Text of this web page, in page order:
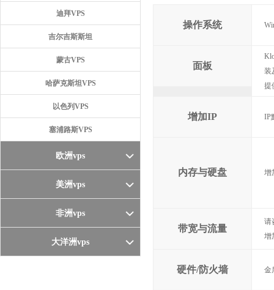
迪拜VPS
吉尔吉斯斯坦
蒙古VPS
哈萨克斯坦VPS
以色列VPS
塞浦路斯VPS
欧洲vps
美洲vps
非洲vps
大洋洲vps
操作系统
面板
装
提
增加IP IP
内存与硬盘 增
带宽与流量
请
增
硬件/防火墙 金